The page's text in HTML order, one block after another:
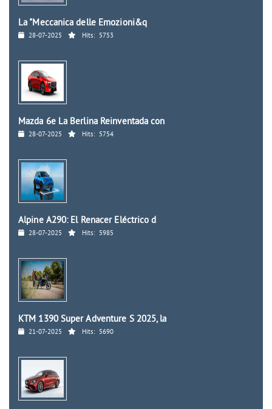
La "Meccanica delle Emozioni&q
28-07-2025 Hits: 5753
Mazda 6e La Berlina Reinventada con
28-07-2025 Hits: 5754
Alpine A290: El Renacer Eléctrico d
28-07-2025 Hits: 5985
KTM 1390 Super Adventure S 2025, la
21-07-2025 Hits: 5690